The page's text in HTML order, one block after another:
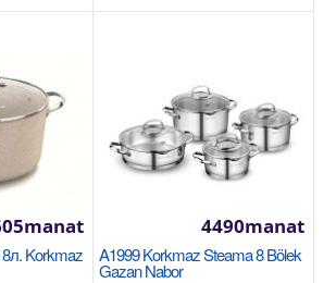
Sebede Goş
Garşylaşdyrmaga goş
Korkmaz A1999 Korkmaz Steama 8 Bölek
Gazan Nabor
4490manat